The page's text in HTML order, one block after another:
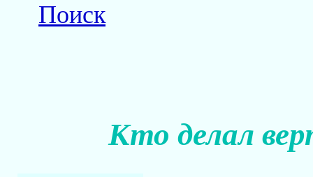
Поиск
Кто делал